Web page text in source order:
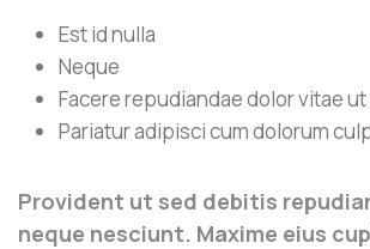
Est id nulla
Neque
Facere repudiandae dolor vitae
Pariatur adipisci cum dolorum
Provident ut sed debitis
neque nesciunt. Maxime eius